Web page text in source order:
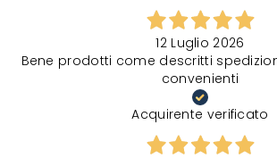
12 Luglio 2026
Bene prodotti come descritti
convenienti
Acquirente verificato